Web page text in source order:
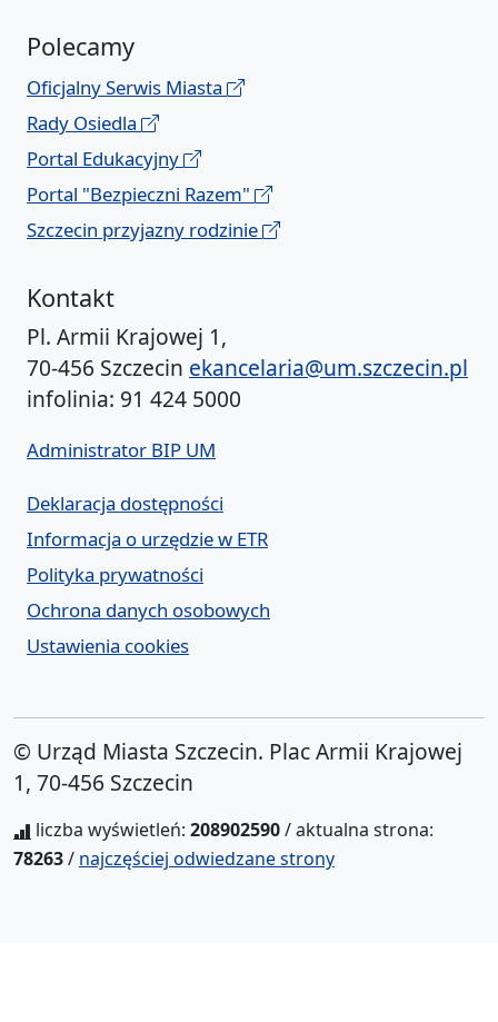
Polecamy
Oficjalny Serwis Miasta
Rady Osiedla
Portal Edukacyjny
Portal "Bezpieczni Razem"
Szczecin przyjazny rodzinie
Kontakt
Pl. Armii Krajowej 1,
70-456 Szczecin ekancelaria@um.szczecin.pl
infolinia: 91 424 5000
Administrator BIP UM
Deklaracja dostępności
Informacja o urzędzie w ETR
Polityka prywatności
Ochrona danych osobowych
Ustawienia cookies
© Urząd Miasta Szczecin. Plac Armii Krajowej
1, 70-456 Szczecin
liczba wyświetleń: 208902590/ aktualna strona:
78263/ najczęściej odwiedzane strony